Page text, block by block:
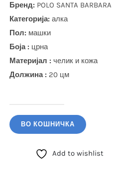
Бренд: POLO SANTA BARBARA
Категорија: алка
Пол: машки
Боја : црна
Материјал : челик и кожа
Должина : 20 цм
SANTA
Алка
ВО КОШНИЧКА
Add to wishlist